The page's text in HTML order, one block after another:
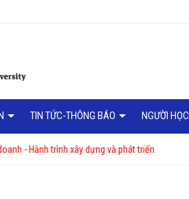
TIN TỨC-THÔNG BÁO NGƯỜI HỌC
- Hành trình xây dựng và phát triển